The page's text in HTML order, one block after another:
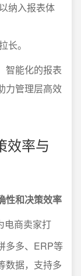
纳入报表体
长。
智能化的报表
力管理层高效
效率与
性和决策效率
电商卖家打
多多、ERP等
数据，支持多